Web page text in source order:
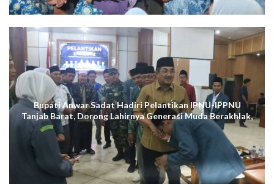
Bupati Anwar Sadat Hadiri Pelantikan IPNU-IPPNU
Tanjab Barat, Dorong Lahirnya Generasi Muda Berakhlak,
Cerdas Digital, dan Berdaya Saing